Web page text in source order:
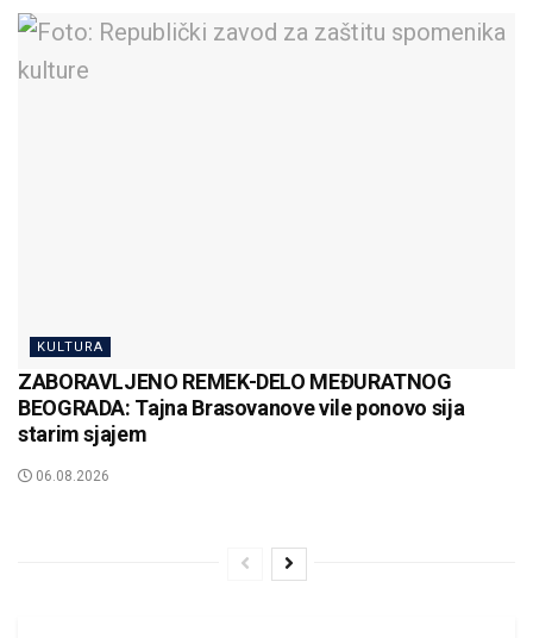
KULTURA
ZABORAVLJENO REMEK-DELO MEĐURATNOG
BEOGRADA: Tajna Brasovanove vile ponovo sija
starim sjajem
06.08.2026